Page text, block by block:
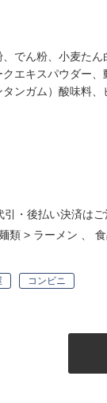
でん粉、小麦た
エキスパウダー
ンガム）酸味料
・後払い決済はご
類 > ラーメン
コンビニ